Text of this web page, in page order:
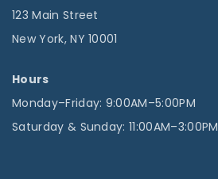
123 Main Street
New York, NY 10001
Hours
Monday–Friday: 9:00AM–5:00PM
Saturday & Sunday: 11:00AM–3:00PM